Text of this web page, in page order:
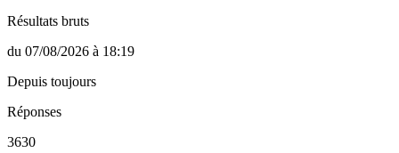
Résultats bruts
du 07/08/2026 à 18:19
Depuis toujours
Réponses
3630